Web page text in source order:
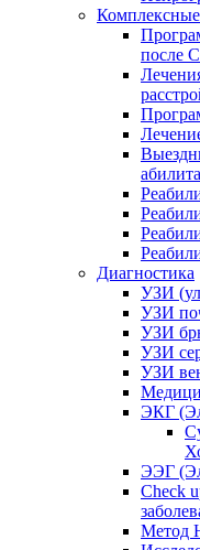
после
Диагностика
УЗИ
УЗИ
УЗИ
УЗИ
УЗИ
ЭКГ
ЭЭГ
Check
Метод